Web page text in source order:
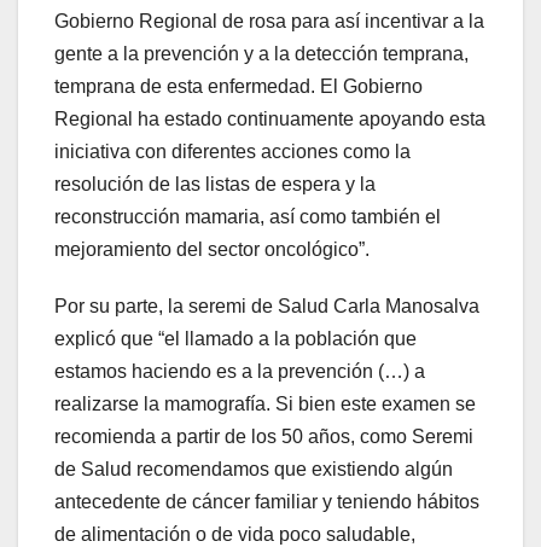
Gobierno Regional de rosa para así incentivar a la
gente a la prevención y a la detección temprana,
temprana de esta enfermedad. El Gobierno
Regional ha estado continuamente apoyando esta
iniciativa con diferentes acciones como la
resolución de las listas de espera y la
reconstrucción mamaria, así como también el
mejoramiento del sector oncológico”.
Por su parte, la seremi de Salud Carla Manosalva
explicó que “el llamado a la población que
estamos haciendo es a la prevención (…) a
realizarse la mamografía. Si bien este examen se
recomienda a partir de los 50 años, como Seremi
de Salud recomendamos que existiendo algún
antecedente de cáncer familiar y teniendo hábitos
de alimentación o de vida poco saludable,